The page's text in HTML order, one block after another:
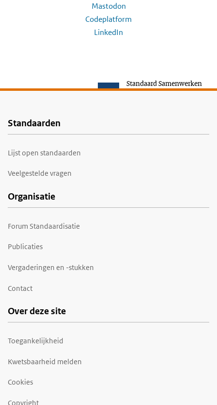
Mastodon
Codeplatform
LinkedIn
Standaard Samenwerken
Voet
Standaarden
Lijst open standaarden
Veelgestelde vragen
Organisatie
Forum Standaardisatie
Publicaties
Vergaderingen en -stukken
Contact
Over deze site
Toegankelijkheid
Kwetsbaarheid melden
Cookies
Copyright